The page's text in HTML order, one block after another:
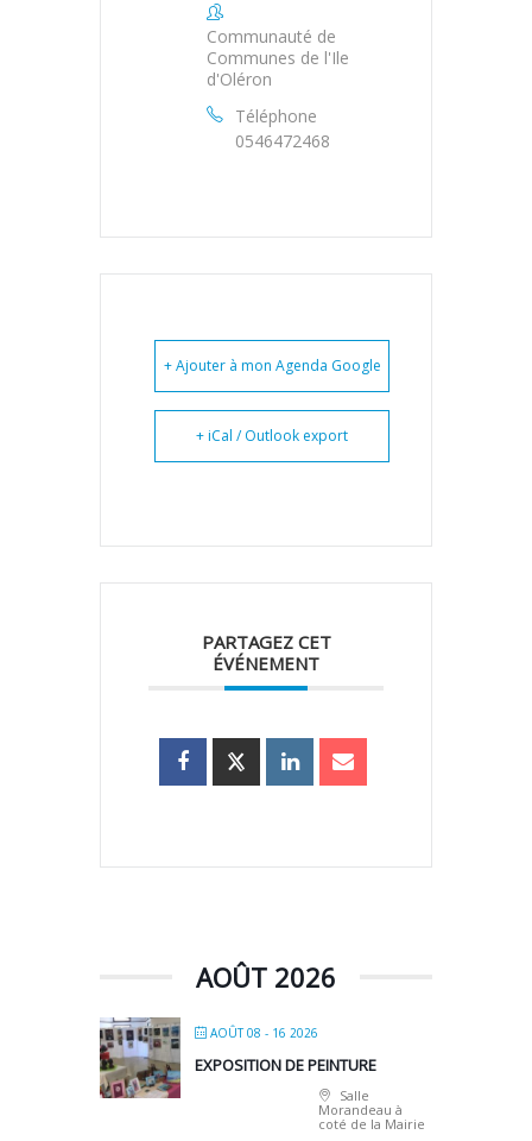
Communauté de
Communes de l'Ile
d'Oléron
Téléphone
0546472468
+ Ajouter à mon Agenda Google
+ iCal / Outlook export
PARTAGEZ CET
ÉVÉNEMENT
AOÛT 2026
AOÛT 08 - 16 2026
EXPOSITION DE PEINTURE
Salle
Morandeau à
coté de la Mairie